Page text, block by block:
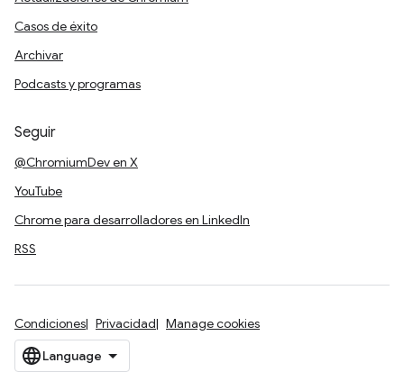
Casos de éxito
Archivar
Podcasts y programas
Seguir
@ChromiumDev en X
YouTube
Chrome para desarrolladores en LinkedIn
RSS
Condiciones Privacidad Manage cookies